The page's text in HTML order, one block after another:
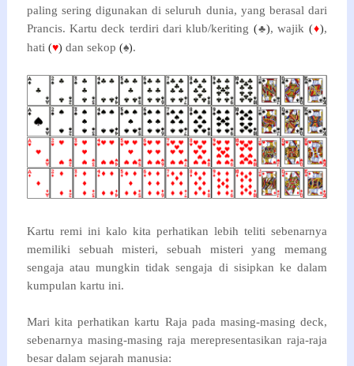
paling sering digunakan di seluruh dunia, yang berasal dari
Prancis. Kartu deck terdiri dari klub/keriting (♣), wajik (♦),
hati (♥) dan sekop (♠).
Kartu remi ini kalo kita perhatikan lebih teliti sebenarnya
memiliki sebuah misteri, sebuah misteri yang memang
sengaja atau mungkin tidak sengaja di sisipkan ke dalam
kumpulan kartu ini.
Mari kita perhatikan kartu Raja pada masing-masing deck,
sebenarnya masing-masing raja merepresentasikan raja-raja
besar dalam sejarah manusia: